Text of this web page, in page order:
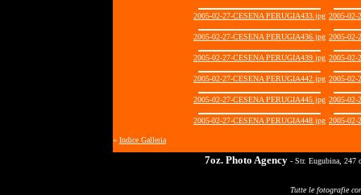
2005-02-27-CESENA PERUGIA433.jpg 2005-02-
2005-02-27-CESENA PERUGIA436.jpg 2005-02-
2005-02-27-CESENA PERUGIA439.jpg 2005-02-
2005-02-27-CESENA PERUGIA442.jpg 2005-02-
2005-02-27-CESENA PERUGIA445.jpg 2005-02-
2005-02-27-CESENA PERUGIA448.jpg 2005-02-
« Indice Galleria
7oz. Photo Agency - Str. Eugubina, 247
Tutte le fotografie